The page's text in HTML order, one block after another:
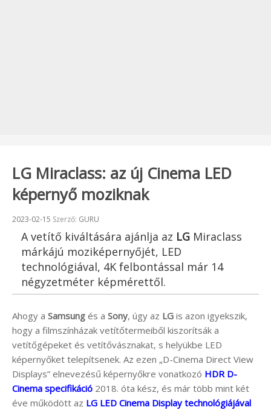
LG Miraclass: az új Cinema LED
képernyő moziknak
Beküldve:
2023-02-15 Szerző: GURU
A vetítő kiváltására ajánlja az LG Miraclass
márkájú moziképernyőjét, LED
technológiával, 4K felbontással már 14
négyzetméter képmérettől.
Ahogy a Samsung és a Sony, úgy az LG is azon igyekszik,
hogy a filmszínházak vetítőtermeiből kiszorítsák a
vetítőgépeket és vetítővásznakat, s helyükbe LED
képernyőket telepítsenek. Az ezen „D-Cinema Direct View
Displays” elnevezésű képernyőkre vonatkozó HDR D-
Cinema specifikáció 2018. óta kész, és már több mint két
éve működött az LG LED Cinema Display technológiájával